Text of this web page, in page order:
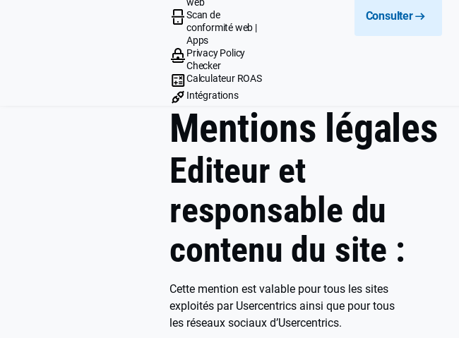
Scan de
conformité web |
Apps
Privacy Policy
Checker
Calculateur ROAS
Intégrations
Consulter
Mentions légales
Editeur et
responsable du
contenu du site :
Cette mention est valable pour tous les sites
exploités par Usercentrics ainsi que pour tous
les réseaux sociaux d’Usercentrics.